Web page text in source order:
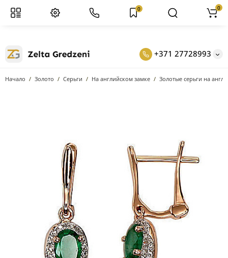
+371 27728993
0 0
Начало Золото Серьги На английском замке Золотые серьги на